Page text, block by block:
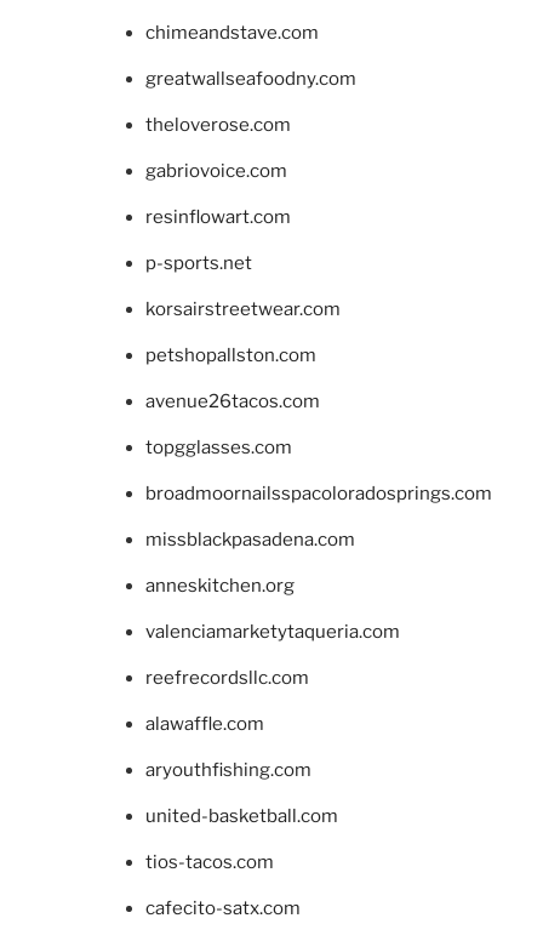
chimeandstave.com
greatwallseafoodny.com
theloverose.com
gabriovoice.com
resinflowart.com
p-sports.net
korsairstreetwear.com
petshopallston.com
avenue26tacos.com
topgglasses.com
broadmoornailsspacoloradosprings.com
missblackpasadena.com
anneskitchen.org
valenciamarketytaqueria.com
reefrecordsllc.com
alawaffle.com
aryouthfishing.com
united-basketball.com
tios-tacos.com
cafecito-satx.com